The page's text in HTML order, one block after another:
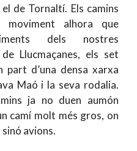
de Tornaltí. Els camins
moviment alhora que
dels nostres
Llucmaçanes, els set
part d’una densa xarxa
Maó i la seva rodalia.
ja no duen aumón
camí molt més gros, on
avions.